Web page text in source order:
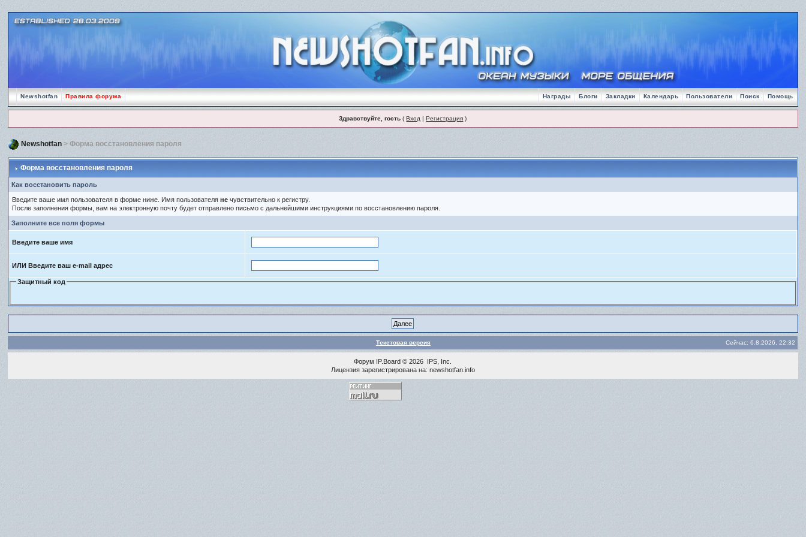
Newshotfan Правила форума Помощь
Поиск
Пользователи
Календарь
Закладки
Блоги
Награды
Здравствуйте, гость (Вход |Регистрация )
Newshotfan > Форма восстановления пароля
Форма восстановления пароля
Как восстановить пароль
Введите ваше имя пользователя в форме ниже. Имя пользователяне чувствительно к регистру.
После заполнения формы, вам на электронную почту будет отправлено письмо с дальнейшими инструкциями по восстановлению пароля.
Заполните все поля формы
Введите ваше имя
ИЛИ Введите ваш e-mail адрес
Защитный код
Текстовая версия Сейчас: 6.8.2026, 22:32
Форум IP.Board © 2026 IPS, Inc
Лицензия зарегистрирована на: newshotfan.info